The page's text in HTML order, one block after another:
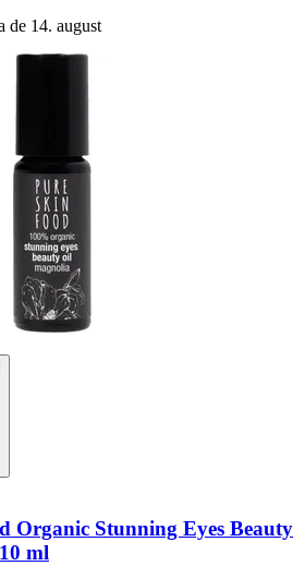
de 14. august
Organic Stunning Eyes Beauty
ml